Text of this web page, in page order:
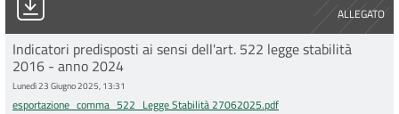
ALLEGATO
Indicatori predisposti ai sensi dell'art. 522 legge stabilità
2016 - anno 2024
Lunedì 23 Giugno 2025, 13:31
esportazione_comma_522_Legge Stabilità 27062025.pdf